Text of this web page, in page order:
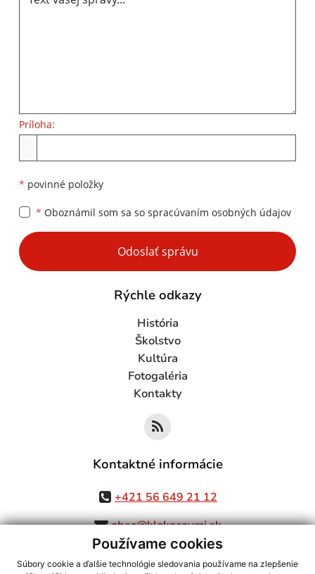
Používame cookies
Súbory cookie a ďalšie technológie sledovania používame na zlepšenie
Príloha:
* povinné položky
* Oboznámil som sa so spracúvaním osobných údajov
Google reCaptcha Response
Odoslať správu
Rýchle odkazy
História
Školstvo
Kultúra
Fotogaléria
Kontakty
Kontaktné informácie
+421 56 649 21 12
obec@klokocovmi.sk